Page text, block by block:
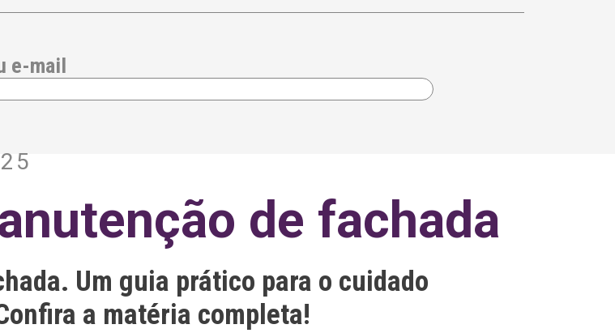
e-mail
de fachada
Um guia prático para o cuidado
a matéria completa!